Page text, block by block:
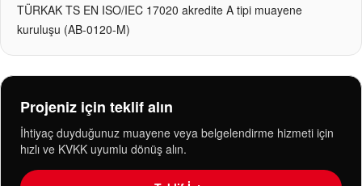
TÜRKAK TS EN ISO/IEC 17020 akredite A tipi muayene
kuruluşu (AB-0120-M)
Projeniz için teklif alın
İhtiyaç duyduğunuz muayene veya belgelendirme hizmeti için
hızlı ve KVKK uyumlu dönüş alın.